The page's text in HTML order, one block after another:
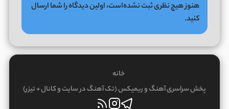
هنوز هیچ نظری ثبت نشده‌است، اولین دیدگاه را شما ارسال
کنید.
خانه
پخش سراسری آهنگ و ریمیکس (تک آهنگ در سایت و کانال + تیزر)